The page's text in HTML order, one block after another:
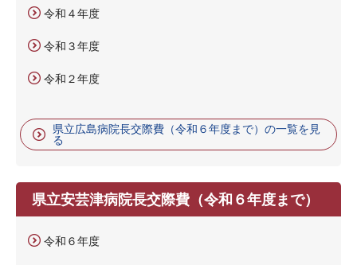
令和４年度
令和３年度
令和２年度
県立広島病院長交際費（令和６年度まで）の一覧を見
る
県立安芸津病院長交際費（令和６年度まで）
令和６年度